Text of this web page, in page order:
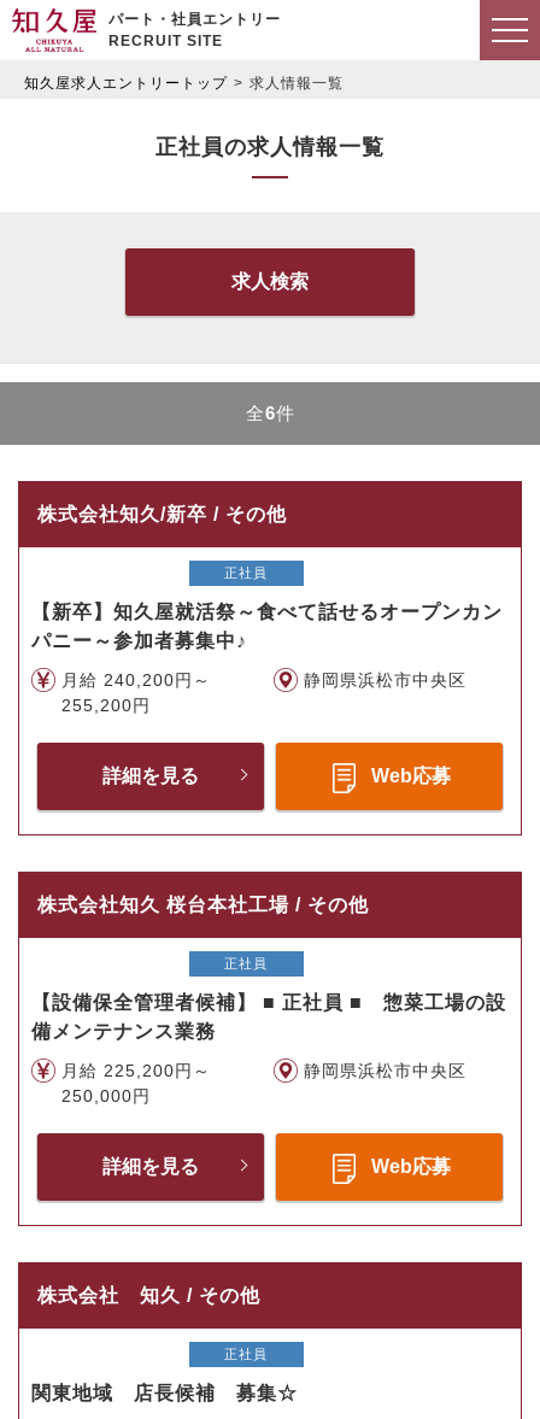
パート・社員エントリー
RECRUIT SITE
知久屋求人エントリートップ 求人情報一覧
正社員の求人情報一覧
求人検索
全6件
株式会社知久/新卒 / その他
正社員
【新卒】知久屋就活祭～食べて話せるオープンカン
パニー～参加者募集中♪
月給 240,200円～
255,200円
静岡県浜松市中央区
詳細を見る Web応募
株式会社知久 桜台本社工場 / その他
正社員
【設備保全管理者候補】 ■ 正社員 ■ 惣菜工場の設
備メンテナンス業務
月給 225,200円～
250,000円
静岡県浜松市中央区
詳細を見る Web応募
株式会社 知久 / その他
正社員
関東地域 店長候補 募集☆